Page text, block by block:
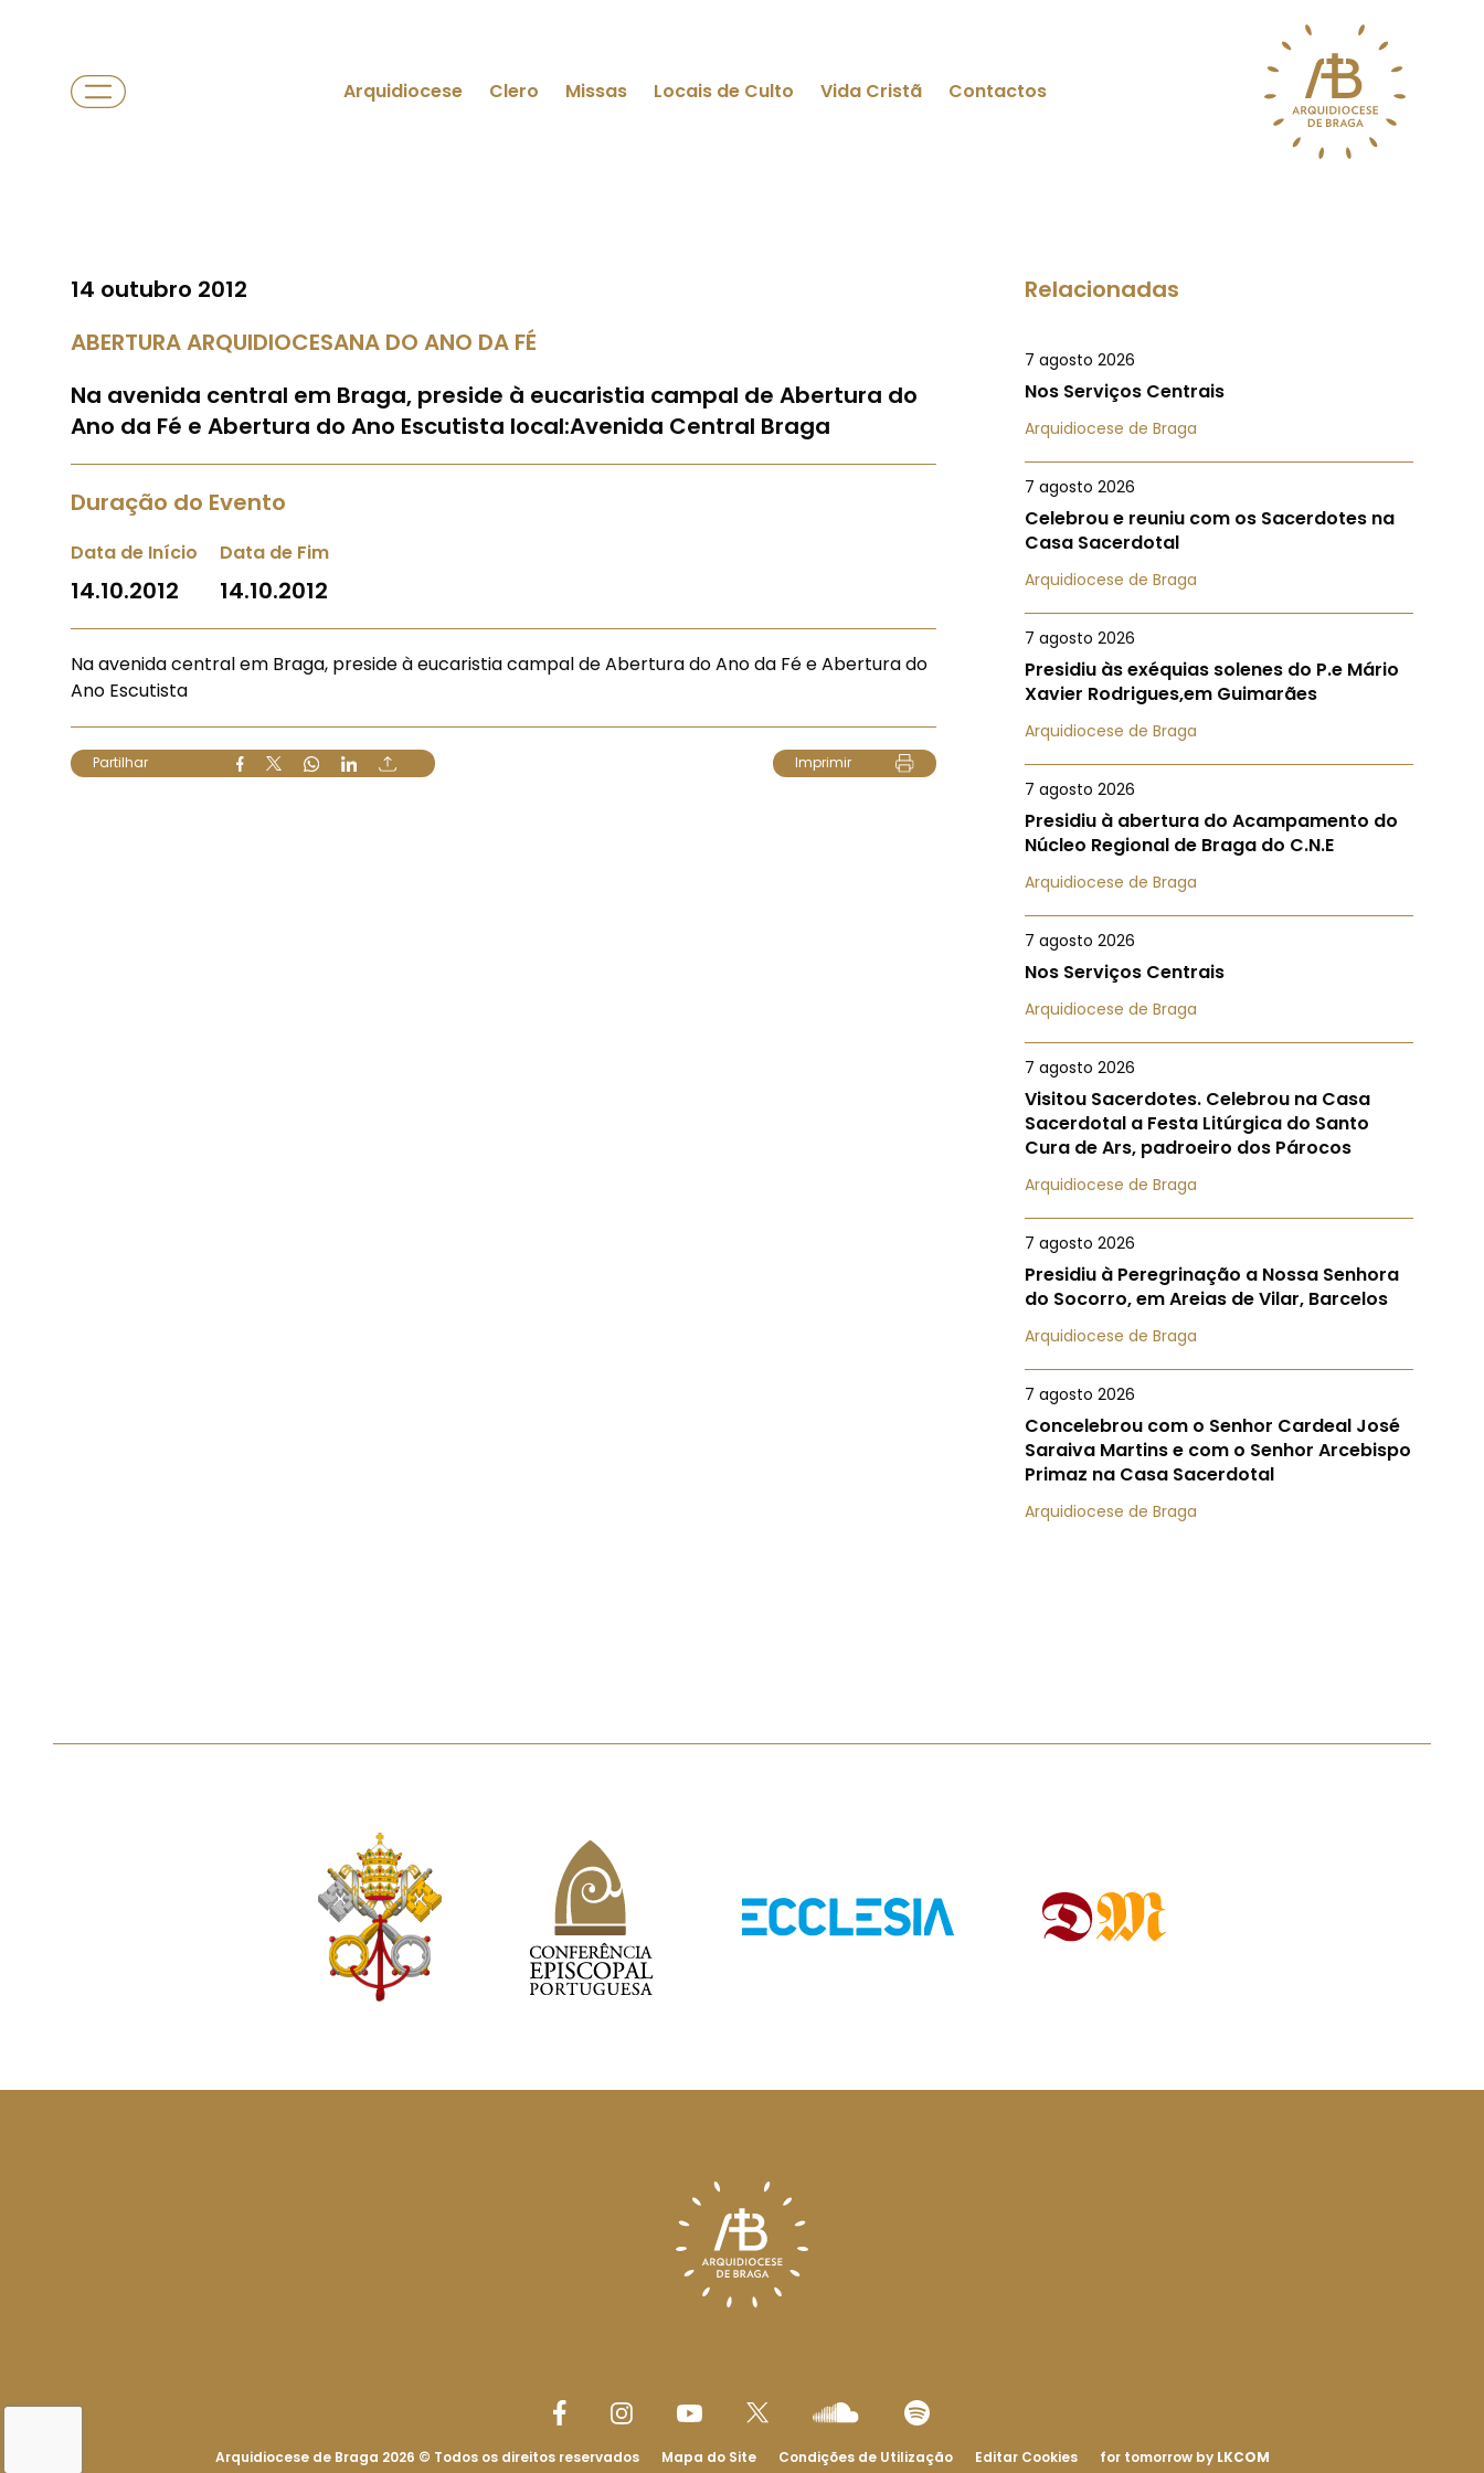
Arquidiocese Clero Missas Locais de Culto Vida Cristã Contactos
14 outubro 2012
ABERTURA ARQUIDIOCESANA DO ANO DA FÉ
Na avenida central em Braga, preside à eucaristia campal de Abertura do
Ano da Fé e Abertura do Ano Escutista local:Avenida Central Braga
Duração do Evento
Data de Início
14.10.2012
Data de Fim
14.10.2012
Na avenida central em Braga, preside à eucaristia campal de Abertura do Ano da Fé e Abertura do
Ano Escutista
Partilhar Imprimir
Relacionadas
7 agosto 2026
Nos Serviços Centrais
Arquidiocese de Braga
7 agosto 2026
Celebrou e reuniu com os Sacerdotes na
Casa Sacerdotal
Arquidiocese de Braga
7 agosto 2026
Presidiu às exéquias solenes do P.e Mário
Xavier Rodrigues,em Guimarães
Arquidiocese de Braga
7 agosto 2026
Presidiu à abertura do Acampamento do
Núcleo Regional de Braga do C.N.E
Arquidiocese de Braga
7 agosto 2026
Nos Serviços Centrais
Arquidiocese de Braga
7 agosto 2026
Visitou Sacerdotes. Celebrou na Casa
Sacerdotal a Festa Litúrgica do Santo
Cura de Ars, padroeiro dos Párocos
Arquidiocese de Braga
7 agosto 2026
Presidiu à Peregrinação a Nossa Senhora
do Socorro, em Areias de Vilar, Barcelos
Arquidiocese de Braga
7 agosto 2026
Concelebrou com o Senhor Cardeal José
Saraiva Martins e com o Senhor Arcebispo
Primaz na Casa Sacerdotal
Arquidiocese de Braga
Arquidiocese de Braga 2026 © Todos os direitos reservados Mapa do Site Condições de Utilização Editar Cookies for tomorrow by LKCOM